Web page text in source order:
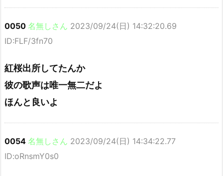
0050 名無しさん 2023/09/24(日) 14:32:20.69
ID:FLF/3fn70
紅桜出所してたんか
彼の歌声は唯一無二だよ
ほんと良いよ
0054 名無しさん 2023/09/24(日) 14:34:22.77
ID:oRnsmY0s0